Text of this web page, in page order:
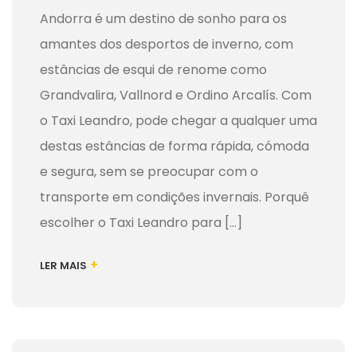
Andorra é um destino de sonho para os
amantes dos desportos de inverno, com
estâncias de esqui de renome como
Grandvalira, Vallnord e Ordino Arcalís. Com
o Taxi Leandro, pode chegar a qualquer uma
destas estâncias de forma rápida, cómoda
e segura, sem se preocupar com o
transporte em condições invernais. Porquê
escolher o Taxi Leandro para [...]
LER MAIS +